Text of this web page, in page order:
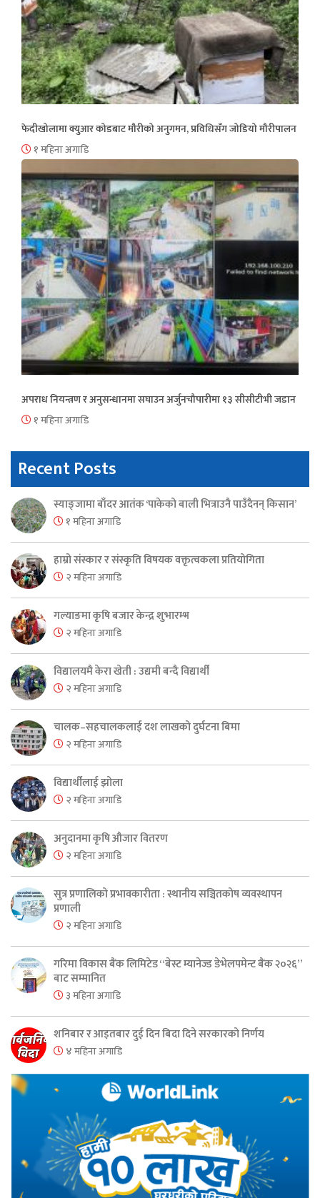
फेदीखोलामा क्युआर कोडबाट मौरीको अनुगमन, प्रविधिसँग जोडियो मौरीपालन
१ महिना अगाडि
अपराध नियन्त्रण र अनुसन्धानमा सघाउन अर्जुनचौपारीमा १३ सीसीटीभी जडान
१ महिना अगाडि
Recent Posts
स्याङ्जामा बाँदर आतंक ‘पाकेको बाली भित्राउनै पाउँदैनन् किसान’
१ महिना अगाडि
हाम्रो संस्कार र संस्कृति विषयक वक्तृत्वकला प्रतियोगिता
२ महिना अगाडि
गल्याङमा कृषि बजार केन्द्र शुभारम्भ
२ महिना अगाडि
विद्यालयमै केरा खेती : उद्यमी बन्दै विद्यार्थी
२ महिना अगाडि
चालक–सहचालकलाई दश लाखको दुर्घटना बिमा
२ महिना अगाडि
विद्यार्थीलाई झोला
२ महिना अगाडि
अनुदानमा कृषि औजार वितरण
२ महिना अगाडि
सुत्र प्रणालिको प्रभावकारीता : स्थानीय सञ्चितकोष व्यवस्थापन
प्रणाली
२ महिना अगाडि
गरिमा विकास बैंक लिमिटेड “बेस्ट म्यानेज्ड डेभेलपमेन्ट बैंक २०२६”
बाट सम्मानित
३ महिना अगाडि
शनिबार र आइतबार दुई दिन बिदा दिने सरकारको निर्णय
४ महिना अगाडि